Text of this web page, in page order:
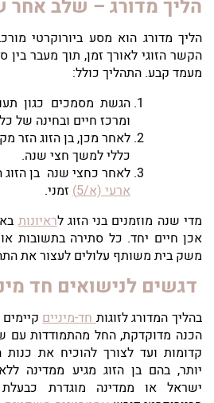
הליך מדורג – שלב אחר
הליך מדורג הוא מסע ביורוקרטי
הקשר הזוגי לאורך זמן, תוך מעבר
מעמד קבע. התהליך כולל:
הגשת מסמכים כגון
ומרכז חיים ובחינה של
לאחר מכן, בן הזוג הזר
כללי למשך חצי שנה.
לאחר כחצי שנה בן
ארעי (א/5)
זמני.
מדי שנה מוזמנים בני הזוג לראיונות
אכן חיים יחד. כל סתירה בתשובות
משק בית משותף עלולים לעצור את
דגשים לנישואים חד
בהליך המדורג לזוגותחד-מיניים
הכנה מדוקדקת, החל מהתמודדות עם
קדומות ועד לצורך להוכיח את
יותר, בהם בן הזוג מגיע ממדינה
ישראל או ממדינה מוגדרת